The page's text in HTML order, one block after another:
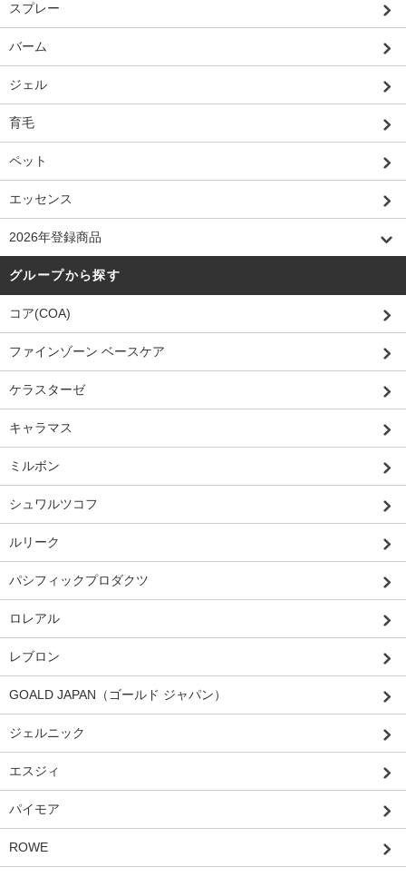
スプレー
バーム
ジェル
育毛
ペット
エッセンス
2026年登録商品
グループから探す
コア(COA)
ファインゾーン ベースケア
ケラスターゼ
キャラマス
ミルボン
シュワルツコフ
ルリーク
パシフィックプロダクツ
ロレアル
レブロン
GOALD JAPAN（ゴールド ジャパン）
ジェルニック
エスジィ
パイモア
ROWE